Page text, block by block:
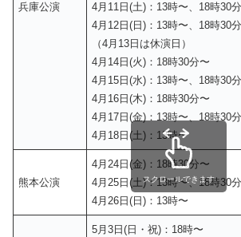
兵庫公演
4月11日(土)：13時〜、18時30
4月12日(日)：13時〜、18時30
（4月13日は休演日）
4月14日(火)：18時30分〜
4月15日(水)：13時〜、18時30
4月16日(木)：18時30分〜
4月17日(金)：13時〜、18時30
4月18日(土)：13時〜
熊本公演
4月24日(金)：18時30分〜
4月25日(土)：13時〜、18時30
4月26日(日)：13時〜
5月3日(日・祝)：18時〜
スクロールできます